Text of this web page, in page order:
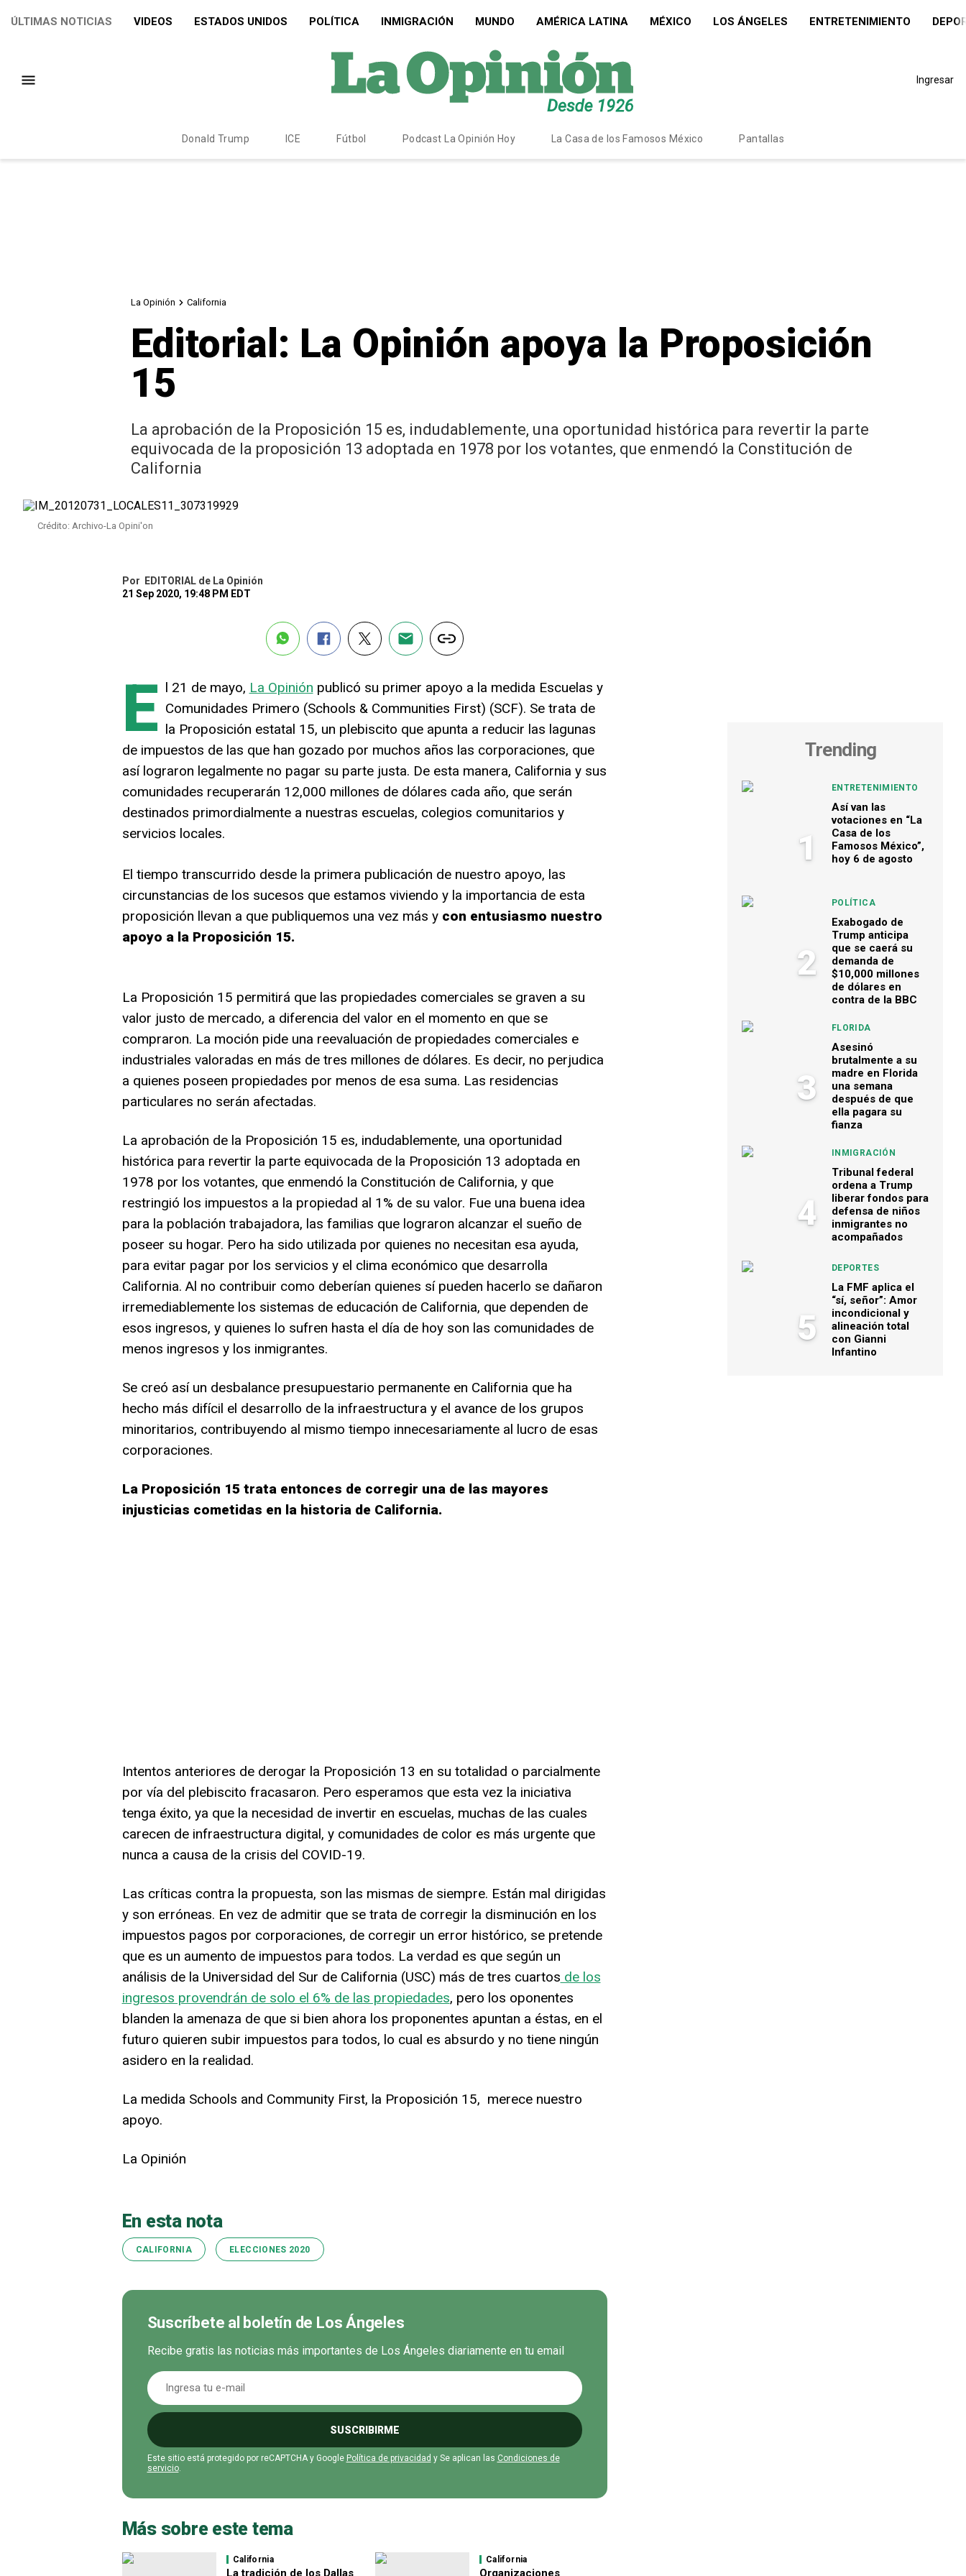
ÚLTIMAS NOTICIAS VIDEOS ESTADOS UNIDOS POLÍTICA INMIGRACIÓN MUNDO AMÉRICA LATINA MÉXICO LOS ÁNGELES ENTRETENIMIENTO
Ingresar
Donald Trump ICE Fútbol Podcast La Opinión Hoy La Casa de los Famosos México Pantallas
La Opinión California
Editorial: La Opinión apoya la Proposición
15
La aprobación de la Proposición 15 es, indudablemente, una oportunidad histórica para revertir la parte
equivocada de la proposición 13 adoptada en 1978 por los votantes, que enmendó la Constitución de
California
Crédito: Archivo-La Opini'on
Por
EDITORIAL de La Opinión
21 Sep 2020, 19:48 PM EDT
E l 21 de mayo, La Opinión publicó su primer apoyo a la medida Escuelas y
Comunidades Primero (Schools & Communities First) (SCF). Se trata de
la Proposición estatal 15, un plebiscito que apunta a reducir las lagunas
de impuestos de las que han gozado por muchos años las corporaciones, que
así lograron legalmente no pagar su parte justa. De esta manera, California y sus
comunidades recuperarán 12,000 millones de dólares cada año, que serán
destinados primordialmente a nuestras escuelas, colegios comunitarios y
servicios locales.
El tiempo transcurrido desde la primera publicación de nuestro apoyo, las
circunstancias de los sucesos que estamos viviendo y la importancia de esta
proposición llevan a que publiquemos una vez más y con entusiasmo nuestro
apoyo a la Proposición 15.
La Proposición 15 permitirá que las propiedades comerciales se graven a su
valor justo de mercado, a diferencia del valor en el momento en que se
compraron. La moción pide una reevaluación de propiedades comerciales e
industriales valoradas en más de tres millones de dólares. Es decir, no perjudica
a quienes poseen propiedades por menos de esa suma. Las residencias
particulares no serán afectadas.
La aprobación de la Proposición 15 es, indudablemente, una oportunidad
histórica para revertir la parte equivocada de la Proposición 13 adoptada en
1978 por los votantes, que enmendó la Constitución de California, y que
restringió los impuestos a la propiedad al 1% de su valor. Fue una buena idea
para la población trabajadora, las familias que lograron alcanzar el sueño de
poseer su hogar. Pero ha sido utilizada por quienes no necesitan esa ayuda,
para evitar pagar por los servicios y el clima económico que desarrolla
California. Al no contribuir como deberían quienes sí pueden hacerlo se dañaron
irremediablemente los sistemas de educación de California, que dependen de
esos ingresos, y quienes lo sufren hasta el día de hoy son las comunidades de
menos ingresos y los inmigrantes.
Se creó así un desbalance presupuestario permanente en California que ha
hecho más difícil el desarrollo de la infraestructura y el avance de los grupos
minoritarios, contribuyendo al mismo tiempo innecesariamente al lucro de esas
corporaciones.
La Proposición 15 trata entonces de corregir una de las mayores
injusticias cometidas en la historia de California.
Intentos anteriores de derogar la Proposición 13 en su totalidad o parcialmente
por vía del plebiscito fracasaron. Pero esperamos que esta vez la iniciativa
tenga éxito, ya que la necesidad de invertir en escuelas, muchas de las cuales
carecen de infraestructura digital, y comunidades de color es más urgente que
nunca a causa de la crisis del COVID-19.
Las críticas contra la propuesta, son las mismas de siempre. Están mal dirigidas
y son erróneas. En vez de admitir que se trata de corregir la disminución en los
impuestos pagos por corporaciones, de corregir un error histórico, se pretende
que es un aumento de impuestos para todos. La verdad es que según un
análisis de la Universidad del Sur de California (USC) más de tres cuartos de los
ingresos provendrán de solo el 6% de las propiedades, pero los oponentes
blanden la amenaza de que si bien ahora los proponentes apuntan a éstas, en el
futuro quieren subir impuestos para todos, lo cual es absurdo y no tiene ningún
asidero en la realidad.
La medida Schools and Community First, la Proposición 15, merece nuestro
apoyo.
La Opinión
En esta nota
CALIFORNIA ELECCIONES 2020
Suscríbete al boletín de Los Ángeles
Recibe gratis las noticias más importantes de Los Ángeles diariamente en tu email
SUSCRIBIRME
Este sitio está protegido por reCAPTCHA y Google Política de privacidad y Se aplican las Condiciones de
servicio.
Más sobre este tema
California
La tradición de los Dallas
California
Organizaciones
Trending
1
ENTRETENIMIENTO
Así van las
votaciones en “La
Casa de los
Famosos México”,
hoy 6 de agosto
2
POLÍTICA
Exabogado de
Trump anticipa
que se caerá su
demanda de
$10,000 millones
de dólares en
contra de la BBC
3
FLORIDA
Asesinó
brutalmente a su
madre en Florida
una semana
después de que
ella pagara su
fianza
4
INMIGRACIÓN
Tribunal federal
ordena a Trump
liberar fondos para
defensa de niños
inmigrantes no
acompañados
5
DEPORTES
La FMF aplica el
“sí, señor”: Amor
incondicional y
alineación total
con Gianni
Infantino